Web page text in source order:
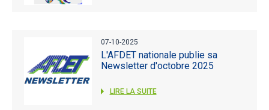
07-10-2025
L'AFDET nationale publie sa
Newsletter d'octobre 2025
LIRE LA SUITE